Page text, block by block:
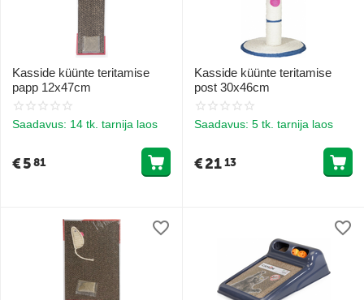
Kasside küünte teritamise
papp 12x47cm
Saadavus: 14 tk. tarnija laos
€581
Kasside küünte teritamise
post 30x46cm
Saadavus: 5 tk. tarnija laos
€2113